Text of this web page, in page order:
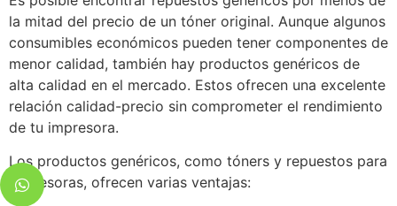
la mitad del precio de un tóner original. Aunque algunos
consumibles económicos pueden tener componentes de
menor calidad, también hay productos genéricos de
alta calidad en el mercado. Estos ofrecen una excelente
relación calidad-precio sin comprometer el rendimiento
de tu impresora.
Los productos genéricos, como tóners y repuestos para
impresoras, ofrecen varias ventajas: